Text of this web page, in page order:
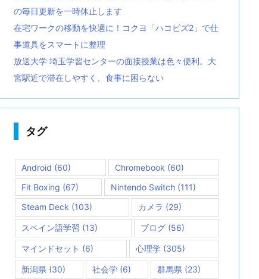
の毎日更新を一時休止します
在宅ワークの移動を快適に！コクヨ「ハコビズ2」で仕
事道具をスマートに整理
放送大学 埼玉学習センターの面接授業は色々便利。大
宮駅近で滞在しやすく、食事に困らない
タグ
Android (60) Chromebook (60)
Fit Boxing (67) Nintendo Switch(111)
Steam Deck (103) カメラ (29)
スペイン語学習 (13) ブログ (56)
マインドセット (6) 心理学 (305)
新潟県 (30) 社会学(6) 群馬県 (23)